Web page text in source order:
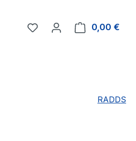
Du hast 0 Produkte auf
0,00 €
RADDS